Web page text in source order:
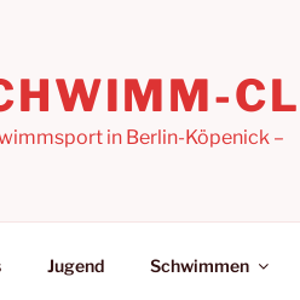
in Berlin-Köpenick –
Jugend Schwimmen